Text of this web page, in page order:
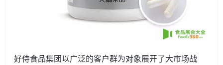
好侍食品集团以广泛的客户群为对象展开了大市场战